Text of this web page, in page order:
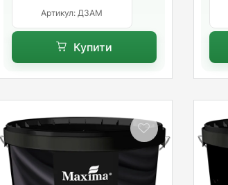
Артикул: ДЗАМ
Купити